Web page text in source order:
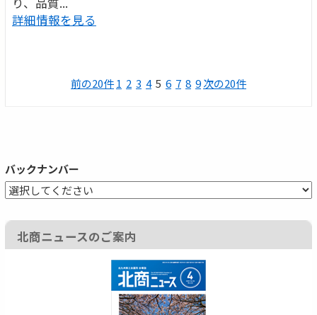
詳細情報を見る
前の20件1 2 3 4 5 6 7 8 9次の20件
バックナンバー
北商ニュースのご案内